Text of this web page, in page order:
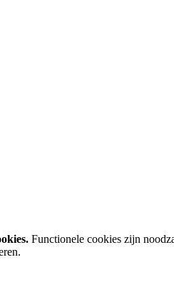
Functionele cookies zijn